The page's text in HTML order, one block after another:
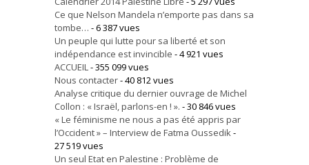
Ce que Nelson Mandela n’emporte pas dans sa
tombe… - 6 387 vues
Un peuple qui lutte pour sa liberté et son
indépendance est invincible - 4 921 vues
ACCUEIL- 355 099 vues
Nous contacter- 40 812 vues
Analyse critique du dernier ouvrage de Michel
Collon : « Israël, parlons-en ! ». - 30 846 vues
« Le féminisme ne nous a pas été appris par
l’Occident » – Interview de Fatma Oussedik-
27 519 vues
Un seul Etat en Palestine : Problème de